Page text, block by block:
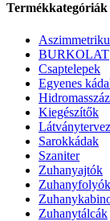
Termékkategóriák
BURKOLAT
Csaptelepek
Egyenes
Kiegészítők
Sarokkádak
Szaniter
Zuhanyajtók
Zuhanytálcák